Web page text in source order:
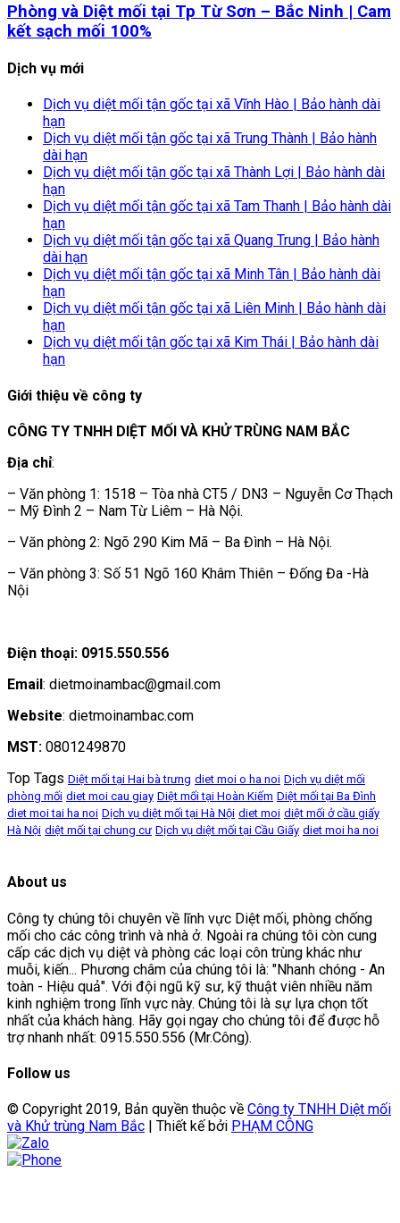
Phòng và Diệt mối tại Tp Từ Sơn – Bắc Ninh | Cam
kết sạch mối 100%
Dịch vụ mới
Dịch vụ diệt mối tận gốc tại xã Vĩnh Hào | Bảo hành dài
hạn
Dịch vụ diệt mối tận gốc tại xã Trung Thành | Bảo hành
dài hạn
Dịch vụ diệt mối tận gốc tại xã Thành Lợi | Bảo hành dài
hạn
Dịch vụ diệt mối tận gốc tại xã Tam Thanh | Bảo hành dài
hạn
Dịch vụ diệt mối tận gốc tại xã Quang Trung | Bảo hành
dài hạn
Dịch vụ diệt mối tận gốc tại xã Minh Tân | Bảo hành dài
hạn
Dịch vụ diệt mối tận gốc tại xã Liên Minh | Bảo hành dài
hạn
Dịch vụ diệt mối tận gốc tại xã Kim Thái | Bảo hành dài
hạn
Giới thiệu về công ty
CÔNG TY TNHH DIỆT MỐI VÀ KHỬ TRÙNG NAM BẮC
Địa chỉ:
– Văn phòng 1: 1518 – Tòa nhà CT5 / DN3 – Nguyễn Cơ Thạch
– Mỹ Đình 2 – Nam Từ Liêm – Hà Nội.
– Văn phòng 2: Ngõ 290 Kim Mã – Ba Đình – Hà Nội.
– Văn phòng 3: Số 51 Ngõ 160 Khâm Thiên – Đống Đa -Hà
Nội
Điện thoại: 0915.550.556
Email: dietmoinambac@gmail.com
Website: dietmoinambac.com
MST: 0801249870
Top Tags Diệt mối tại Hai bà trưng diet moi o ha noi Dịch vụ diệt mối
phòng mối diet moi cau giay Diệt mối tại Hoàn Kiếm Diệt mối tại Ba Đình
diet moi tai ha noi Dịch vụ diệt mối tại Hà Nội diet moi diệt mối ở cầu giấy
Hà Nội diệt mối tại chung cư Dịch vụ diệt mối tại Cầu Giấy diet moi ha noi
About us
Công ty chúng tôi chuyên về lĩnh vực Diệt mối, phòng chống
mối cho các công trình và nhà ở. Ngoài ra chúng tôi còn cung
cấp các dịch vụ diệt và phòng các loại côn trùng khác như
muỗi, kiến... Phương châm của chúng tôi là: "Nhanh chóng - An
toàn - Hiệu quả". Với đội ngũ kỹ sư, kỹ thuật viên nhiều năm
kinh nghiệm trong lĩnh vực này. Chúng tôi là sự lựa chọn tốt
nhất của khách hàng. Hãy gọi ngay cho chúng tôi để được hỗ
trợ nhanh nhất: 0915.550.556 (Mr.Công).
Follow us
© Copyright 2019, Bản quyền thuộc về Công ty TNHH Diệt mối
và Khử trùng Nam Bắc | Thiết kế bởi PHẠM CÔNG